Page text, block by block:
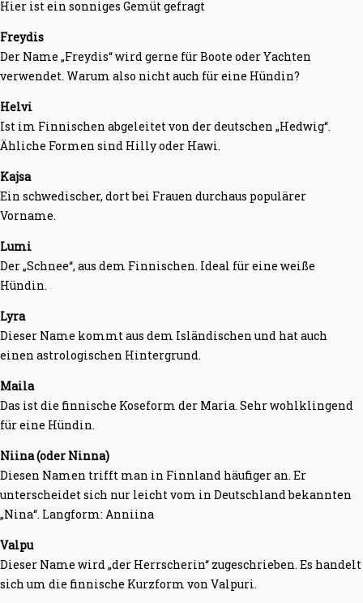
Hier ist ein sonniges Gemüt gefragt
Freydis
Der Name „Freydis“ wird gerne für Boote oder Yachten
verwendet. Warum also nicht auch für eine Hündin?
Helvi
Ist im Finnischen abgeleitet von der deutschen „Hedwig“.
Ähliche Formen sind Hilly oder Hawi.
Kajsa
Ein schwedischer, dort bei Frauen durchaus populärer
Vorname.
Lumi
Der „Schnee“, aus dem Finnischen. Ideal für eine weiße
Hündin.
Lyra
Dieser Name kommt aus dem Isländischen und hat auch
einen astrologischen Hintergrund.
Maila
Das ist die finnische Koseform der Maria. Sehr wohlklingend
für eine Hündin.
Niina (oder Ninna)
Diesen Namen trifft man in Finnland häufiger an. Er
unterscheidet sich nur leicht vom in Deutschland bekannten
„Nina“. Langform: Anniina
Valpu
Dieser Name wird „der Herrscherin“ zugeschrieben. Es handelt
sich um die finnische Kurzform von Valpuri.